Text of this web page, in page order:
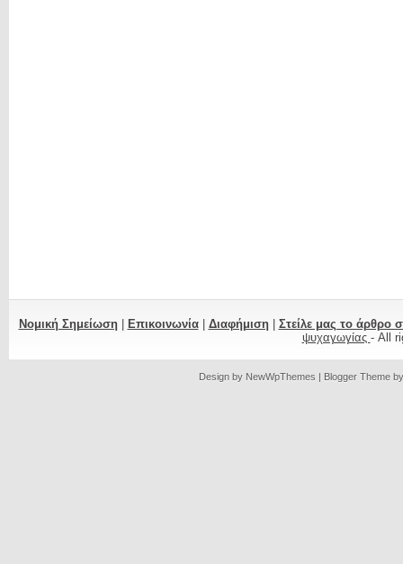
Νομική Σημείωση| Επικοινωνία| Διαφήμιση| Στείλε μας το άρθρο
ψυχαγωγίας - All
Design by NewWpThemes | Blogger Theme